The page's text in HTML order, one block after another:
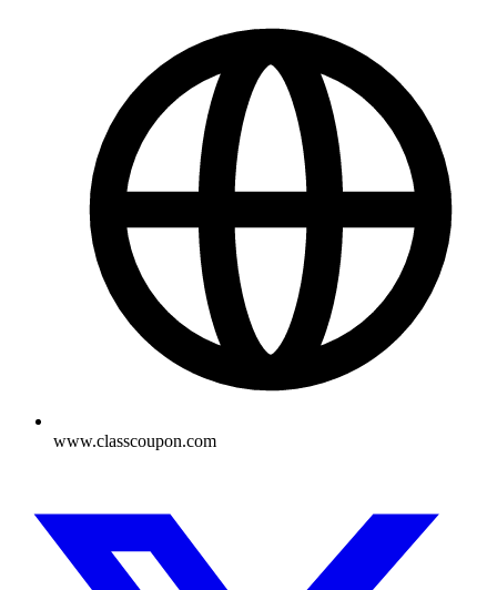
www.classcoupon.com